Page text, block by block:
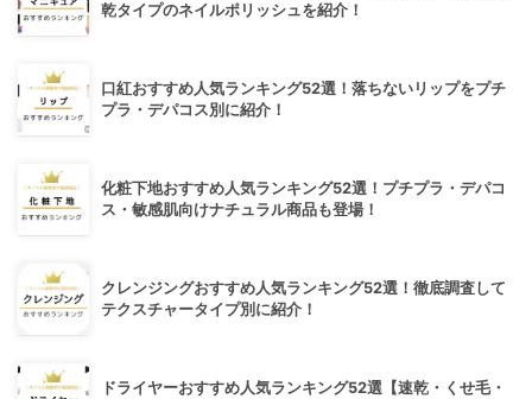
乾タイプのネイルポリッシュを紹介！
口紅おすすめ人気ランキング52選！落ちないリップをプチ
プラ・デパコス別に紹介！
化粧下地おすすめ人気ランキング52選！プチプラ・デパコ
ス・敏感肌向けナチュラル商品も登場！
クレンジングおすすめ人気ランキング52選！徹底調査して
テクスチャータイプ別に紹介！
ドライヤーおすすめ人気ランキング52選【速乾・くせ毛・